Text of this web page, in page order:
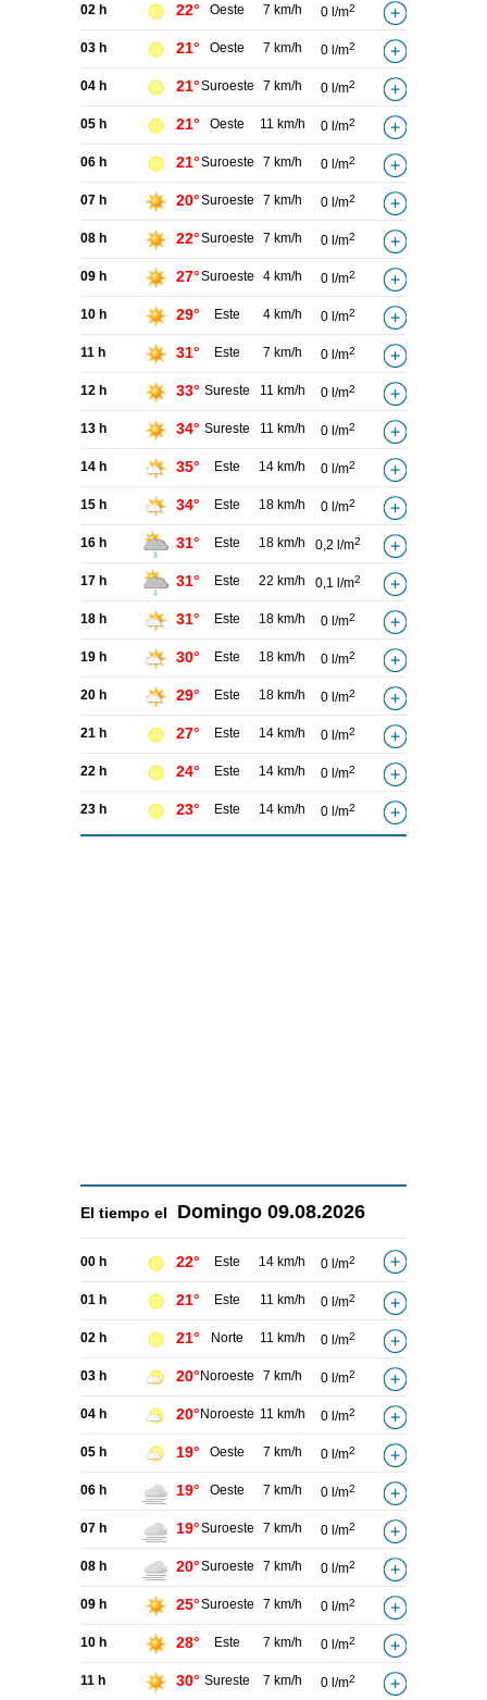
02 h 22° Oeste 7 km/h 0 l/m2
03 h 21° Oeste 7 km/h 0 l/m2
04 h 21°Suroeste 7 km/h 0 l/m2
05 h 21° Oeste 11 km/h 0 l/m2
06 h 21°Suroeste 7 km/h 0 l/m2
07 h 20°Suroeste 7 km/h 0 l/m2
08 h 22°Suroeste 7 km/h 0 l/m2
09 h 27°Suroeste 4 km/h 0 l/m2
10 h 29° Este 4 km/h 0 l/m2
11 h 31° Este 7 km/h 0 l/m2
12 h 33° Sureste 11 km/h 0 l/m2
13 h 34° Sureste 11 km/h 0 l/m2
14 h 35° Este 14 km/h 0 l/m2
15 h 34° Este 18 km/h 0 l/m2
16 h 31° Este 18 km/h 0,2 l/m2
17 h 31° Este 22 km/h 0,1 l/m2
18 h 31° Este 18 km/h 0 l/m2
19 h 30° Este 18 km/h 0 l/m2
20 h 29° Este 18 km/h 0 l/m2
21 h 27° Este 14 km/h 0 l/m2
22 h 24° Este 14 km/h 0 l/m2
23 h 23° Este 14 km/h 0 l/m2
El tiempo el Domingo 09.08.2026
00 h 22° Este 14 km/h 0 l/m2
01 h 21° Este 11 km/h 0 l/m2
02 h 21° Norte 11 km/h 0 l/m2
03 h 20° Noroeste 7 km/h 0 l/m2
04 h 20° Noroeste 11 km/h 0 l/m2
05 h 19° Oeste 7 km/h 0 l/m2
06 h 19° Oeste 7 km/h 0 l/m2
07 h 19°Suroeste 7 km/h 0 l/m2
08 h 20°Suroeste 7 km/h 0 l/m2
09 h 25°Suroeste 7 km/h 0 l/m2
10 h 28° Este 7 km/h 0 l/m2
11 h 30° Sureste 7 km/h 0 l/m2